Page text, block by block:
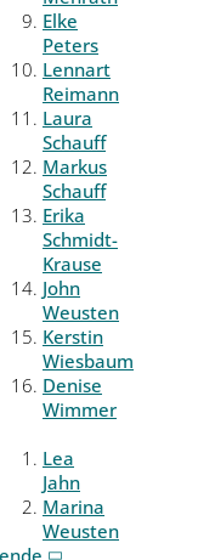
Elke
Peters
Lennart
Reimann
Laura
Schauff
Markus
Schauff
Erika
Schmidt-
Krause
John
Weusten
Kerstin
Wiesbaum
Denise
Wimmer
Lea
Jahn
Marina
Weusten